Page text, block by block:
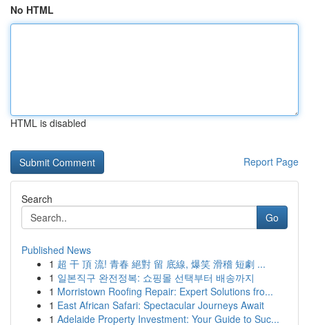
No HTML
HTML is disabled
Report Page
Search
Go
Published News
1 超 干 頂 流! 青春 絕對 留 底線, 爆笑 滑稽 短劇 ...
1 일본직구 완전정복: 쇼핑몰 선택부터 배송까지
1 Morristown Roofing Repair: Expert Solutions fro...
1 East African Safari: Spectacular Journeys Await
1 Adelaide Property Investment: Your Guide to Suc...